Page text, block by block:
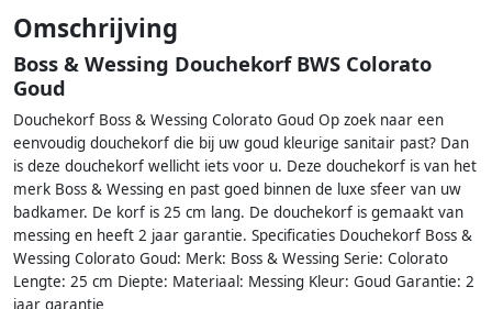
Omschrijving
Boss & Wessing Douchekorf BWS Colorato
Goud
Douchekorf Boss & Wessing Colorato Goud Op zoek naar een
eenvoudig douchekorf die bij uw goud kleurige sanitair past? Dan
is deze douchekorf wellicht iets voor u. Deze douchekorf is van het
merk Boss & Wessing en past goed binnen de luxe sfeer van uw
badkamer. De korf is 25 cm lang. De douchekorf is gemaakt van
messing en heeft 2 jaar garantie. Specificaties Douchekorf Boss &
Wessing Colorato Goud: Merk: Boss & Wessing Serie: Colorato
Lengte: 25 cm Diepte: Materiaal: Messing Kleur: Goud Garantie: 2
jaar garantie